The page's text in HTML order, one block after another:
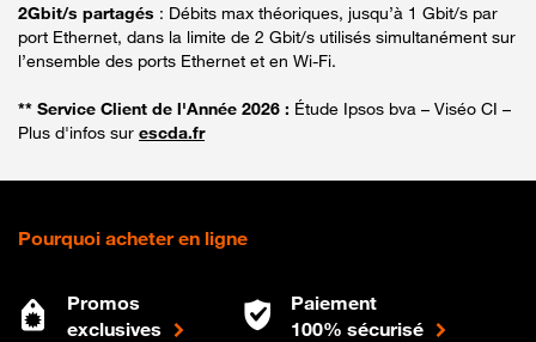
2Gbit/s partagés : Débits max théoriques, jusqu’à 1 Gbit/s par
port Ethernet, dans la limite de 2 Gbit/s utilisés simultanément sur
l’ensemble des ports Ethernet et en Wi-Fi.
** Service Client de l'Année 2026 : Étude Ipsos bva – Viséo CI –
Plus d'infos sur escda.fr
Pourquoi acheter en ligne
Promos
exclusives
Paiement
100% sécurisé